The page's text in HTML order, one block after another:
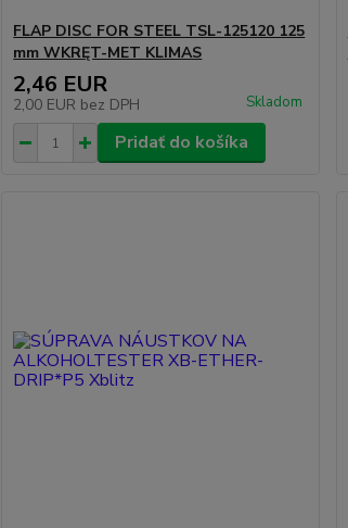
FLAP DISC FOR STEEL TSL-125120 125
mm WKRĘT-MET KLIMAS
2,46 EUR
2,00 EUR bez DPH Skladom
Pridať do košíka